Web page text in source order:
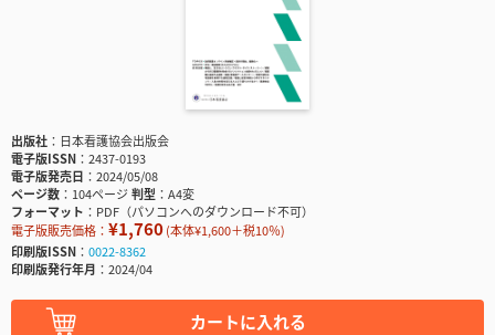
出版社
日本看護協会出版会
電子版ISSN
2437-0193
電子版発売日
2024/05/08
ページ数
104ページ判型
A4変
フォーマット
PDF（パソコンへのダウンロード不可）
電子版販売価格： ¥1,760(本体¥1,600＋税10％)
印刷版ISSN
0022-8362
印刷版発行年月
2024/04
カートに入れる